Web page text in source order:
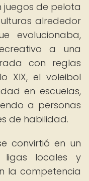
juegos de pelota
alrededor
evolucionaba,
a una
con reglas
XIX, el voleibol
en escuelas,
a personas
de habilidad.
convirtió en un
ligas locales y
la competencia